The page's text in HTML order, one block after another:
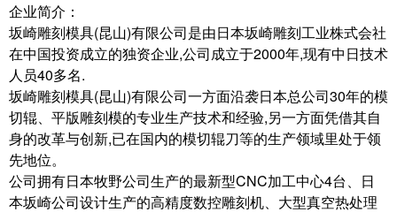
企业简介：
坂崎雕刻模具(昆山)有限公司是由日本坂崎雕刻工业株式会社
在中国投资成立的独资企业,公司成立于2000年,现有中日技术
人员40多名.
坂崎雕刻模具(昆山)有限公司一方面沿袭日本总公司30年的模
切辊、平版雕刻模的专业生产技术和经验,另一方面凭借其自
身的改革与创新,已在国内的模切辊刀等的生产领域里处于领
先地位。
公司拥有日本牧野公司生产的最新型CNC加工中心4台、日
本坂崎公司设计生产的高精度数控雕刻机、大型真空热处理